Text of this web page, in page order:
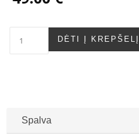
DĖTI Į KREPŠELĮ
Spalva